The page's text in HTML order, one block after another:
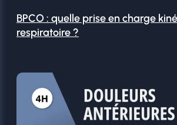
BPCO : quelle prise en charge
respiratoire ?